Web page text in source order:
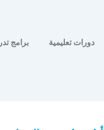
دورات تعليمية برامج